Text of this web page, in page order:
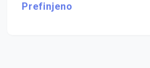
Prefinjeno